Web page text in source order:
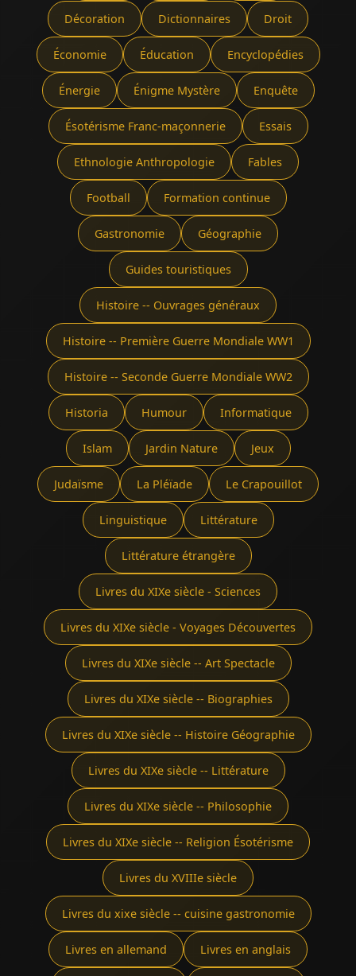
Décoration Dictionnaires Droit
Économie Éducation Encyclopédies
Énergie Énigme Mystère Enquête
Ésotérisme Franc-maçonnerie Essais
Ethnologie Anthropologie Fables
Football Formation continue
Gastronomie Géographie
Guides touristiques
Histoire -- Ouvrages généraux
Histoire -- Première Guerre Mondiale WW1
Histoire -- Seconde Guerre Mondiale WW2
Historia Humour Informatique
Islam Jardin Nature Jeux
Judaïsme La Pléïade Le Crapouillot
Linguistique Littérature
Littérature étrangère
Livres du XIXe siècle - Sciences
Livres du XIXe siècle - Voyages Découvertes
Livres du XIXe siècle -- Art Spectacle
Livres du XIXe siècle -- Biographies
Livres du XIXe siècle -- Histoire Géographie
Livres du XIXe siècle -- Littérature
Livres du XIXe siècle -- Philosophie
Livres du XIXe siècle -- Religion Ésotérisme
Livres du XVIIIe siècle
Livres du xixe siècle -- cuisine gastronomie
Livres en allemand Livres en anglais